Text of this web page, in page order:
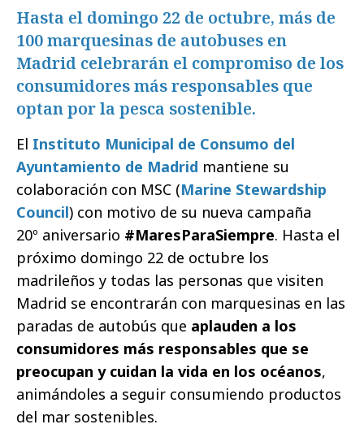
Hasta el domingo 22 de octubre, más de
100 marquesinas de autobuses en
Madrid celebrarán el compromiso de los
consumidores más responsables que
optan por la pesca sostenible.
El Instituto Municipal de Consumo del
Ayuntamiento de Madrid mantiene su
colaboración con MSC (Marine Stewardship
Council) con motivo de su nueva campaña
20º aniversario #MaresParaSiempre. Hasta el
próximo domingo 22 de octubre los
madrileños y todas las personas que visiten
Madrid se encontrarán con marquesinas en las
paradas de autobús que aplauden a los
consumidores más responsables que se
preocupan y cuidan la vida en los océanos,
animándoles a seguir consumiendo productos
del mar sostenibles.